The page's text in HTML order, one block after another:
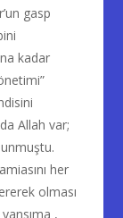
gasp
kadar
Allah var;
her
olması
,